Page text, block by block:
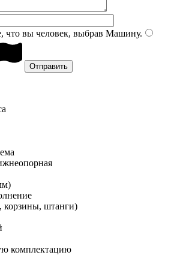
что вы человек, выбрав Машину.
корзины, штанги)
комплектацию